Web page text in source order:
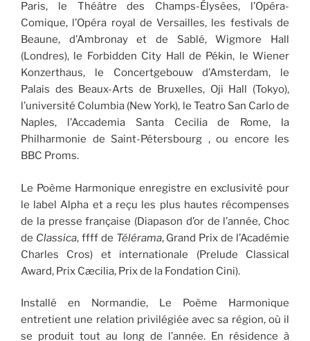
Paris, le Théâtre des Champs-Élysées, l’Opéra-
Comique, l’Opéra royal de Versailles, les festivals de
Beaune, d’Ambronay et de Sablé, Wigmore Hall
(Londres), le Forbidden City Hall de Pékin, le Wiener
Konzerthaus, le Concertgebouw d’Amsterdam, le
Palais des Beaux-Arts de Bruxelles, Oji Hall (Tokyo),
l’université Columbia (New York), le Teatro San Carlo de
Naples, l’Accademia Santa Cecilia de Rome, la
Philharmonie de Saint-Pétersbourg , ou encore les
BBC Proms.
Le Poème Harmonique enregistre en exclusivité pour
le label Alpha et a reçu les plus hautes récompenses
de la presse française (Diapason d’or de l’année, Choc
de Classica, ffff de Télérama, Grand Prix de l’Académie
Charles Cros) et internationale (Prelude Classical
Award, Prix Cæcilia, Prix de la Fondation Cini).
Installé en Normandie, Le Poème Harmonique
entretient une relation privilégiée avec sa région, où il
se produit tout au long de l’année. En résidence à